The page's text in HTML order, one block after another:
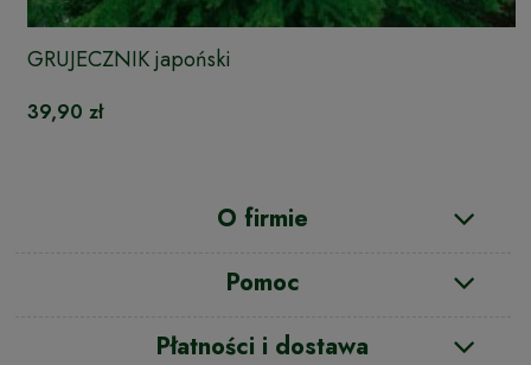
GRUJECZNIK japoński
39,90 zł
O firmie
Pomoc
Płatności i dostawa